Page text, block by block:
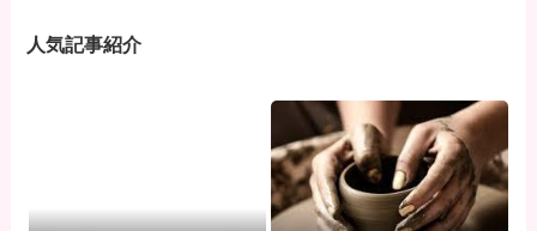
人気記事紹介